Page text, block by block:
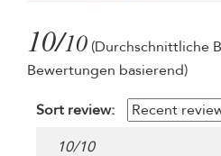
10/10 (Durchschnittliche
Bewertungen basierend)
Sort review:
10/10